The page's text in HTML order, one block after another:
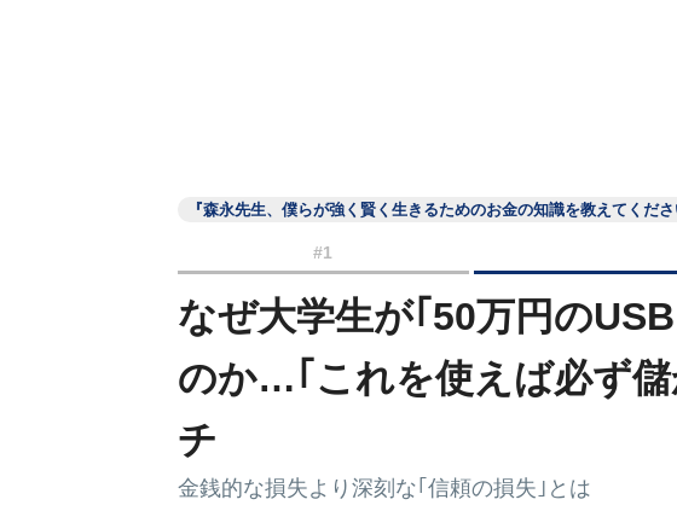
『森永先生、僕らが強く賢く生きるためのお金の知識を教えてくださ
#1
なぜ大学生が｢50万円の
のか…｢これを使えば必ず
チ
金銭的な損失より深刻な｢信頼の損失｣とは